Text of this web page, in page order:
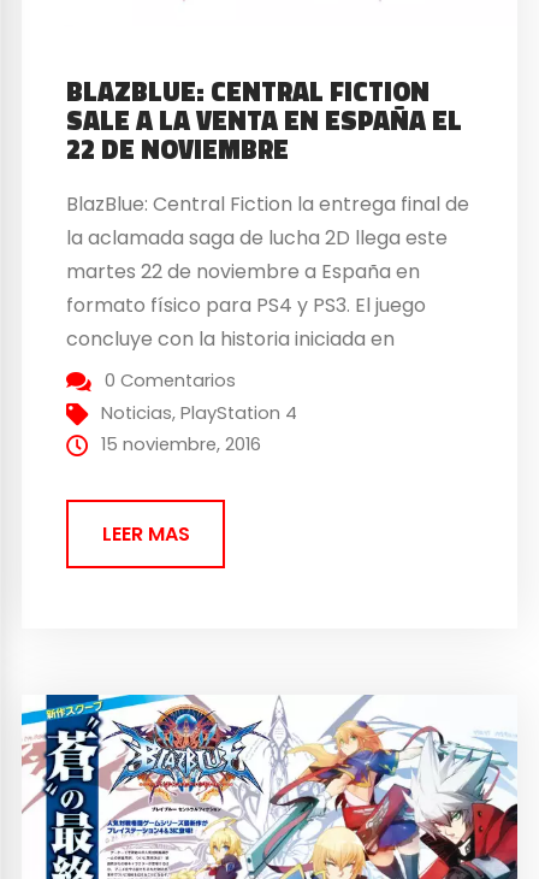
BLAZBLUE: CENTRAL FICTION
SALE A LA VENTA EN ESPAÑA EL
22 DE NOVIEMBRE
BlazBlue: Central Fiction la entrega final de
la aclamada saga de lucha 2D llega este
martes 22 de noviembre a España en
formato físico para PS4 y PS3. El juego
concluye con la historia iniciada en
Calamity Trigger, situándose en los tres
acontecimientos que se mostraron en
BlazBlue: Chrono Phantasma. Ofrecerá
0 Comentarios
Noticias,PlayStation 4
15 noviembre, 2016
LEER MAS